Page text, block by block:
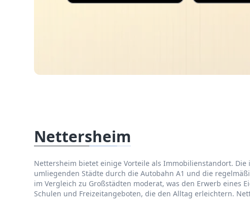
Nettersheim
Nettersheim bietet einige Vorteile als Immobilienstandort.
umliegenden Städte durch die Autobahn A1 und die
im Vergleich zu Großstädten moderat, was den Erwerb
Schulen und Freizeitangeboten, die den Alltag erleichtern.